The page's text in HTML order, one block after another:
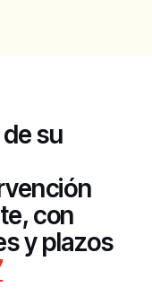
su
con
y plazos